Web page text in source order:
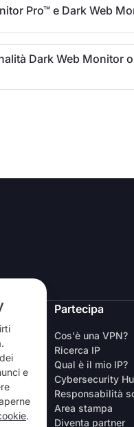
e
.
Pro™ e Dark Web
Dark Web Monitor
Partecipa
Cos'è una VPN?
Ricerca IP
Qual è il mio IP?
Cybersecurity
Responsabilità
Area stampa
Diventa partner